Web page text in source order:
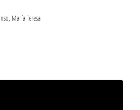
María Teresa